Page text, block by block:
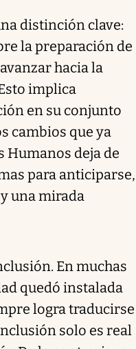
distinción clave:
la preparación de
hacia la
implica
en su conjunto
cambios que ya
Humanos deja de
para anticiparse,
una mirada
En muchas
quedó instalada
logra traducirse
solo es real